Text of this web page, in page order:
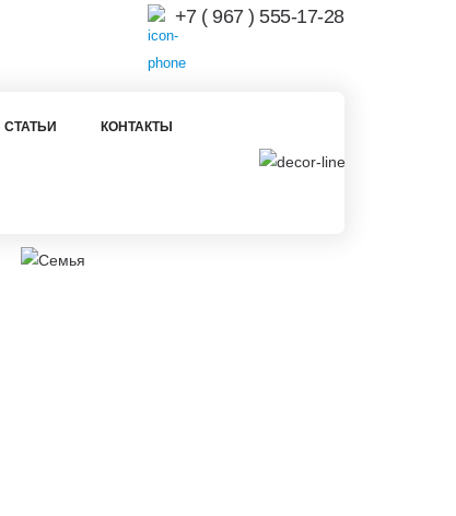
+7 ( 967 ) 555-17-28
СТАТЬИ КОНТАКТЫ